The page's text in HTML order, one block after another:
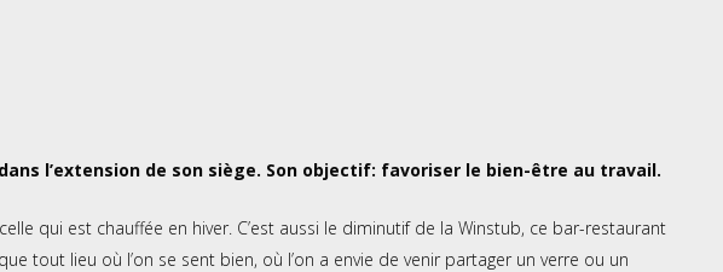
l’extension de son siège. Son objectif: favoriser le bien-être au travail.
qui est chauffée en hiver. C’est aussi le diminutif de la Winstub, ce bar-restaurant
tout lieu où l’on se sent bien, où l’on a envie de venir partager un verre ou un